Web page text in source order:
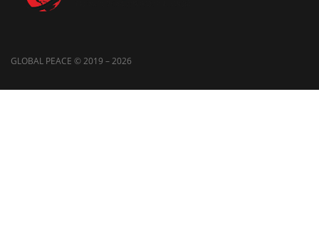
GLOBAL PEACE © 2019 – 2026